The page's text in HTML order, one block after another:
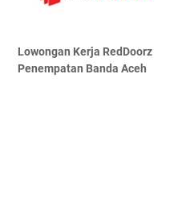
Lowongan Kerja RedDoorz
Penempatan Banda Aceh